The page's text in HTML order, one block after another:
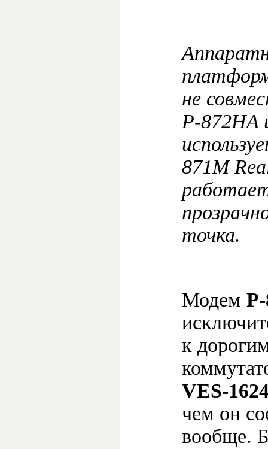
не
P-872HA
871M
точка.
Модем
к
VES-
чем он
вообще.